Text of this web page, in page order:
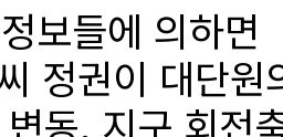
보들에 의하면
정권이 대단
동, 지구 회전